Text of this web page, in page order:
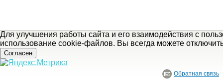
Для улучшения работы сайта и его взаимодействия с
использование cookie-файлов. Вы всегда можете
Согласен
Обратная связь